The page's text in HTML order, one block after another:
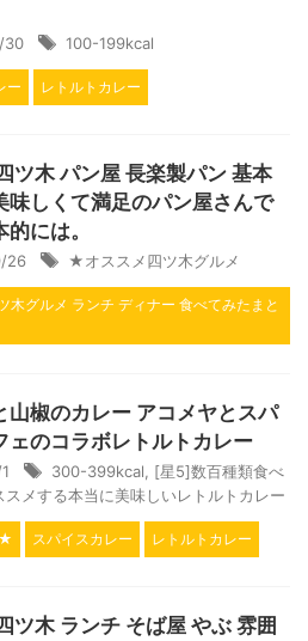
30 100-199kcal
ー レトルトカレー
ツ木 パン屋 長楽製パン 基本
味しくて満足のパン屋さんで
には。
26 ★オススメ四ツ木グルメ
木グルメ ランチ ディナー 食べてみたまと
山椒のカレー アコメヤとスパ
ェのコラボレトルトカレー
300-399kcal
[星5]数百種類食べ
スメする本当に美味しいレトルトカレー
スパイスカレー レトルトカレー
ツ木 ランチ そば屋 やぶ 雰囲